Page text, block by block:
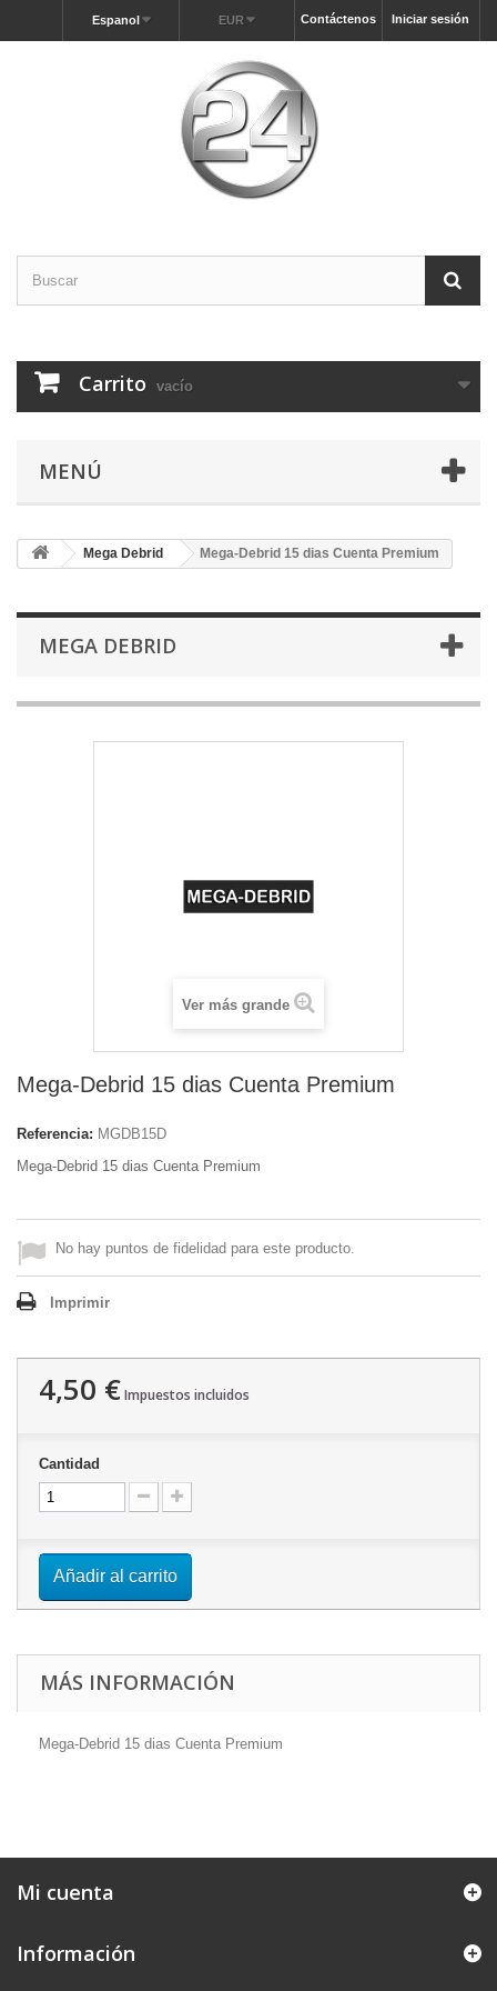
Iniciar sesión
Contáctenos
EUR
Espanol
Carrito vacío
MENÚ
Mega Debrid Mega-Debrid 15 dias Cuenta Premium
MEGA DEBRID
Ver más grande
Mega-Debrid 15 dias Cuenta Premium
Referencia: MGDB15D
Mega-Debrid 15 dias Cuenta Premium
No hay puntos de fidelidad para este producto.
Imprimir
4,50 €Impuestos incluidos
Cantidad
Añadir al carrito
MÁS INFORMACIÓN
Mega-Debrid 15 dias Cuenta Premium
Mi cuenta
Información